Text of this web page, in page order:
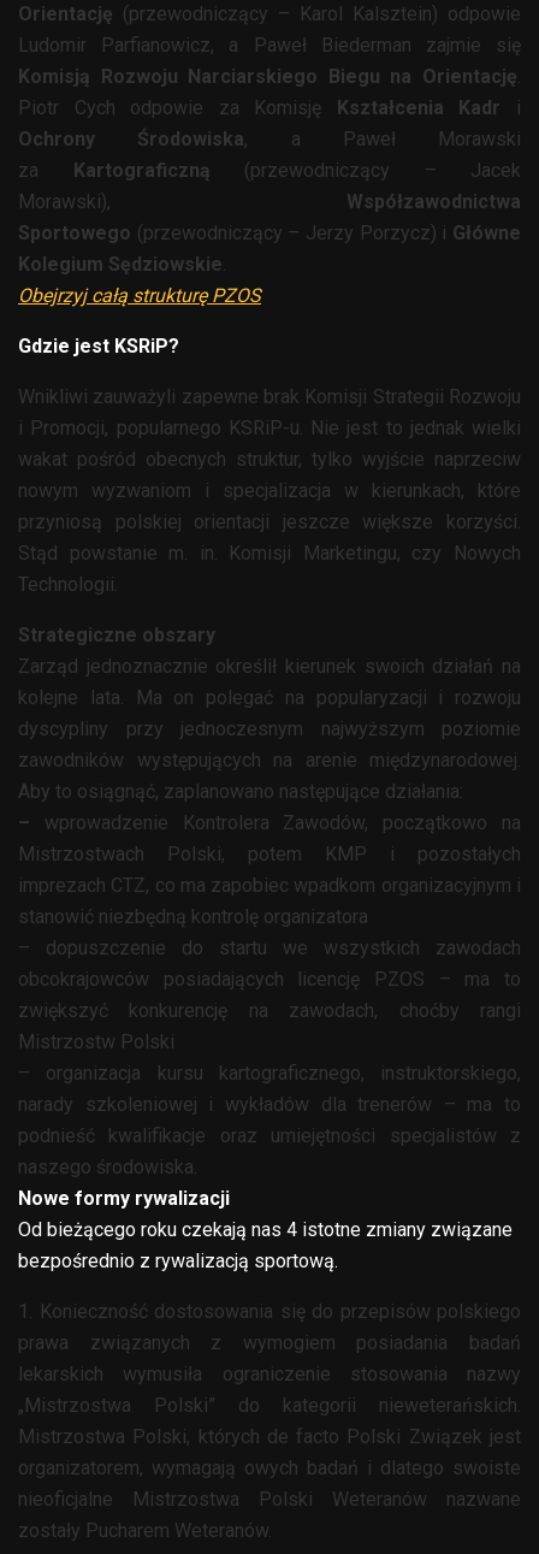
Orientację (przewodniczący – Karol Kalsztein) odpowie
Ludomir Parfianowicz, a Paweł Biederman zajmie się
Komisją Rozwoju Narciarskiego Biegu na Orientację
Piotr Cych odpowie za Komisję Kształcenia Kadr i
Ochrony Środowiska, a Paweł Morawski
za Kartograficzną (przewodniczący – Jacek
Morawski), Współzawodnictwa
Sportowego (przewodniczący – Jerzy Porzycz) i Główne
Kolegium Sędziowskie
Obejrzyj całą strukturę PZOS
Gdzie jest KSRiP?
Wnikliwi zauważyli zapewne brak Komisji Strategii Rozwoju
i Promocji, popularnego KSRiP-u. Nie jest to jednak wielki
wakat pośród obecnych struktur, tylko wyjście naprzeciw
nowym wyzwaniom i specjalizacja w kierunkach, które
przyniosą polskiej orientacji jeszcze większe korzyści.
Stąd powstanie m. in. Komisji Marketingu, czy Nowych
Technologii.
Strategiczne obszary
Zarząd jednoznacznie określił kierunek swoich działań na
kolejne lata. Ma on polegać na popularyzacji i rozwoju
dyscypliny przy jednoczesnym najwyższym poziomie
zawodników występujących na arenie międzynarodowej.
Aby to osiągnąć, zaplanowano następujące działania:
– wprowadzenie Kontrolera Zawodów, początkowo na
Mistrzostwach Polski, potem KMP i pozostałych
imprezach CTZ, co ma zapobiec wpadkom organizacyjnym i
stanowić niezbędną kontrolę organizatora
– dopuszczenie do startu we wszystkich zawodach
obcokrajowców posiadających licencję PZOS – ma to
zwiększyć konkurencję na zawodach, choćby rangi
Mistrzostw Polski
– organizacja kursu kartograficznego, instruktorskiego,
narady szkoleniowej i wykładów dla trenerów – ma to
podnieść kwalifikacje oraz umiejętności specjalistów z
naszego środowiska.
Nowe formy rywalizacji
Od bieżącego roku czekają nas 4 istotne zmiany związane
bezpośrednio z rywalizacją sportową.
1. Konieczność dostosowania się do przepisów polskiego
prawa związanych z wymogiem posiadania badań
lekarskich wymusiła ograniczenie stosowania nazwy
„Mistrzostwa Polski” do kategorii nieweterańskich.
Mistrzostwa Polski, których de facto Polski Związek jest
organizatorem, wymagają owych badań i dlatego swoiste
nieoficjalne Mistrzostwa Polski Weteranów nazwane
zostały Pucharem Weteranów.